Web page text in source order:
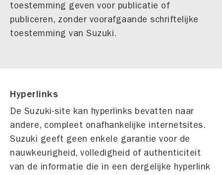
toestemming geven voor publicatie of
publiceren, zonder voorafgaande schriftelijke
toestemming van Suzuki.
Hyperlinks
De Suzuki-site kan hyperlinks bevatten naar
andere, compleet onafhankelijke internetsites.
Suzuki geeft geen enkele garantie voor de
nauwkeurigheid, volledigheid of authenticiteit
van de informatie die in een dergelijke hyperlink